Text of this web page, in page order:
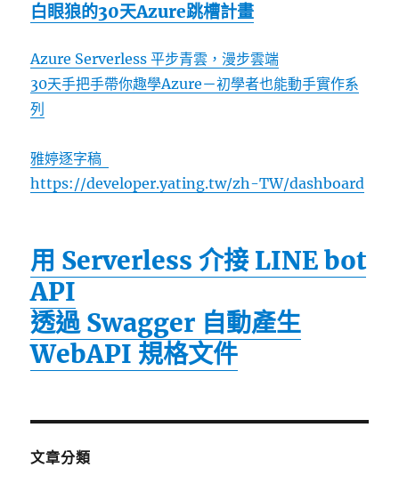
白眼狼的30天Azure跳槽計畫
Azure Serverless 平步青雲，漫步雲端
30天手把手帶你趣學Azure－初學者也能動手實作系
列
雅婷逐字稿
https://developer.yating.tw/zh-TW/dashboard
用 Serverless 介接 LINE bot
API
透過 Swagger 自動產生
WebAPI 規格文件
文章分類